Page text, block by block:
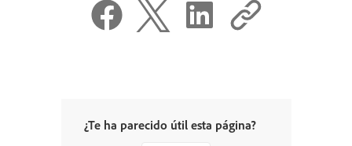
¿Te ha parecido útil esta página?